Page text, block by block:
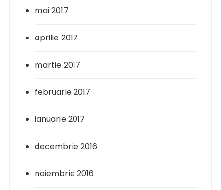
mai 2017
aprilie 2017
martie 2017
februarie 2017
ianuarie 2017
decembrie 2016
noiembrie 2016